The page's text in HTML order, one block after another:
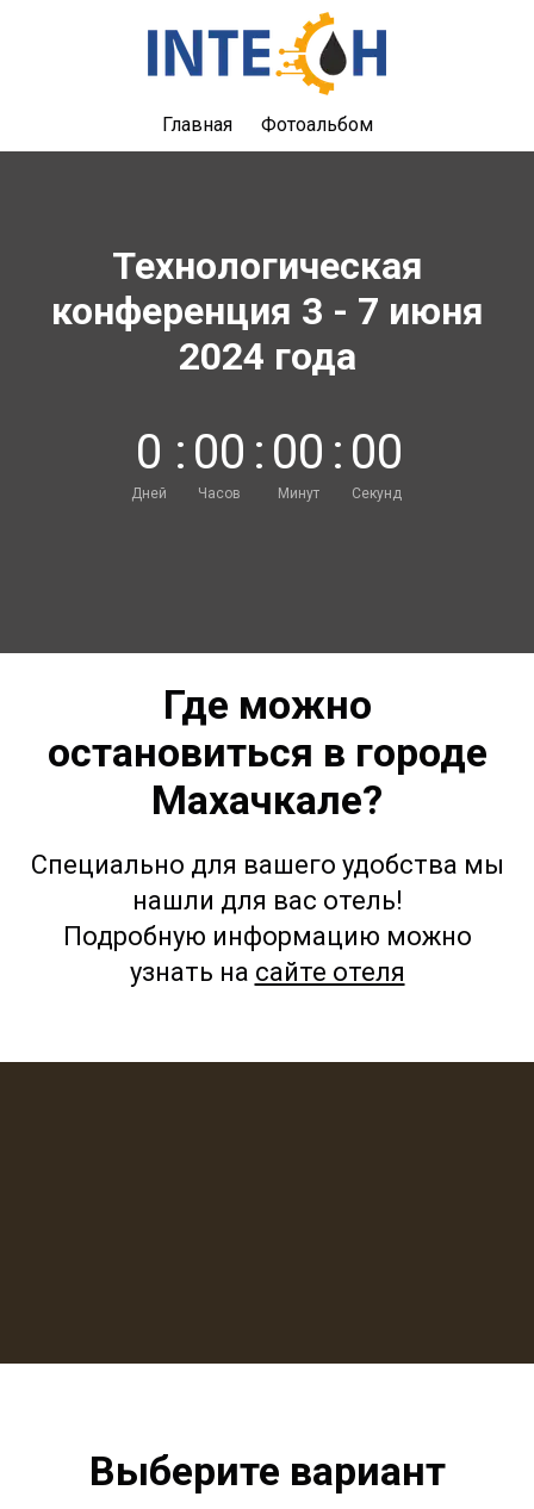
Главная Фотоальбом
Технологическая
конференция 3 - 7 июня
2024 года
0
Дней
: 00
Часов
: 00
Минут
: 00
Секунд
Где можно
остановиться в городе
Махачкале?
Специально для вашего удобства мы
нашли для вас отель!
Подробную информацию можно
узнать на сайте отеля
Выберите вариант